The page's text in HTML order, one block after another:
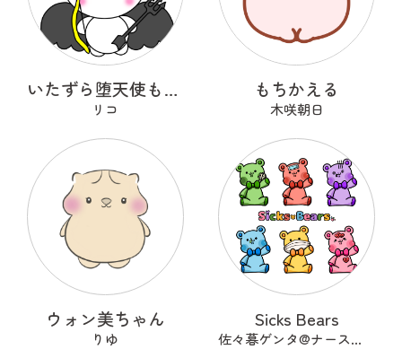
いたずら堕天使もんもん
リコ
もちかえる
木咲朝日
ウォン美ちゃん
りゆ
Sicks Bears
佐々暮ゲンタ@ナース兼描き